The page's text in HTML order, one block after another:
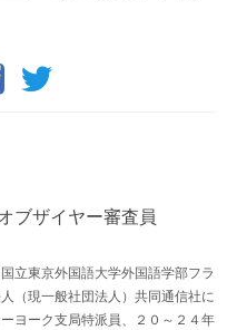
ブザイヤー審査員
立東京外国語大学外国語学部フラ
（現一般社団法人）共同通信社に
ヨーク支局特派員、２０～２４年